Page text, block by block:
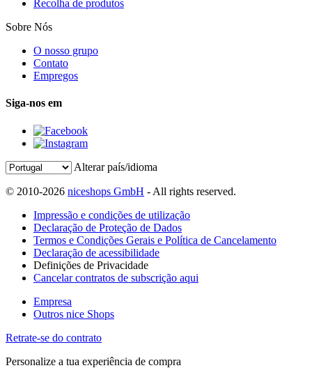
Recolha de produtos
Sobre Nós
O nosso grupo
Contato
Empregos
Siga-nos em
Alterar país/idioma
© 2010-2026 niceshops GmbH - All rights reserved.
Impressão e condições de utilização
Declaração de Proteção de Dados
Termos e Condições Gerais e Política de Cancelamento
Declaração de acessibilidade
Definições de Privacidade
Cancelar contratos de subscrição aqui
Empresa
Outros nice Shops
Retrate-se do contrato
Personalize a tua experiência de compra